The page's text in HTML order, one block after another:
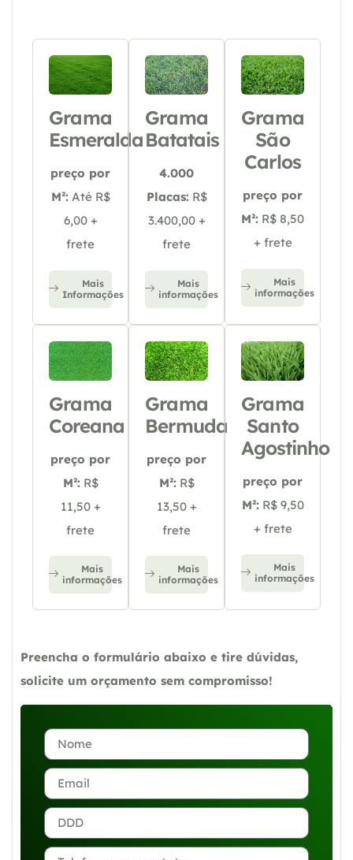
Grama
Esmeralda
preço por
M²: Até R$
6,00 +
frete
Mais
Informações
Grama
Batatais
4.000
Placas: R$
3.400,00 +
frete
Mais
informações
Grama
São
Carlos
preço por
M²: R$ 8,50
+ frete
Mais
informações
Grama
Coreana
preço por
M²: R$
11,50 +
frete
Mais
informações
Grama
Bermuda
preço por
M²: R$
13,50 +
frete
Mais
informações
Grama
Santo
Agostinho
preço por
M²: R$ 9,50
+ frete
Mais
informações
Preencha o formulário abaixo e tire dúvidas,
solicite um orçamento sem compromisso!